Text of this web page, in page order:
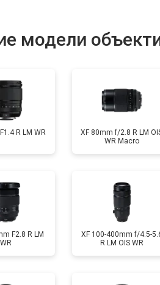
модели
R LM WR
XF 80mm f/2.8 R LM
WR Macro
F2.8 R LM
WR
XF 100-400mm f/4.5-
R LM OIS WR